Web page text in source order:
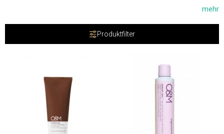
Ursprungs ersetzen, einschließlich hochwertiger botanischer
Inhaltsstoffe und ätherischer Öleaus Australien. O&M bietet ein
vieles mehr.Das Färben der Haare ist eine Frage der Gesundheit.
O&M CØR.Color ist eine professionelle Haarfarbe der neuen
Enthält kein Ammoniak, PPD oder Resorcin.
CØR.Color verwendet in seiner Zusammensetzung einen
traditionellen Komplex von Inhaltsstoffen, der die ersten
australischen Ureinwohner, die Aborigines, über 40.000 Jahre lang
mehr
Produktfilter